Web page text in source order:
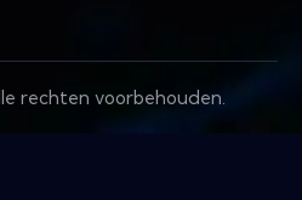
rechten voorbehouden.